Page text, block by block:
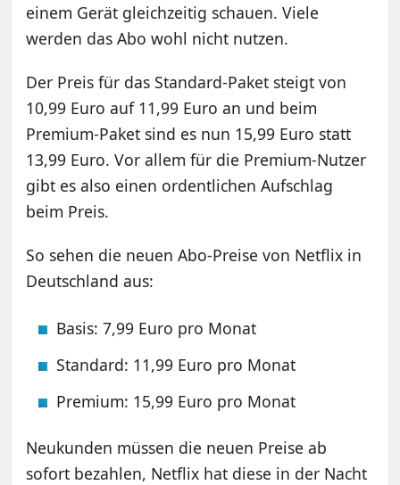
einem Gerät gleichzeitig schauen. Viele
werden das Abo wohl nicht nutzen.
Der Preis für das Standard-Paket steigt von
10,99 Euro auf 11,99 Euro an und beim
Premium-Paket sind es nun 15,99 Euro statt
13,99 Euro. Vor allem für die Premium-Nutzer
gibt es also einen ordentlichen Aufschlag
beim Preis.
So sehen die neuen Abo-Preise von Netflix in
Deutschland aus:
Basis: 7,99 Euro pro Monat
Standard: 11,99 Euro pro Monat
Premium: 15,99 Euro pro Monat
Neukunden müssen die neuen Preise ab
sofort bezahlen, Netflix hat diese in der Nacht